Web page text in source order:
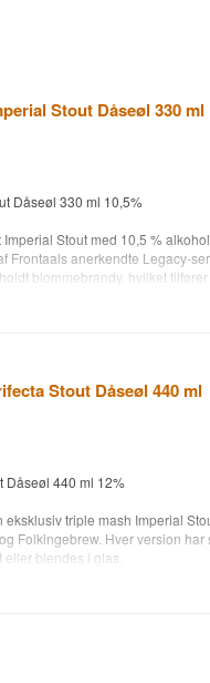
Stout Dåseøl 330 ml
Dåseøl 330 ml 10,5%
Stout med 10,5 %
Frontaals anerkendte Legacy-
blommebrandy, hvilket tilfører
kraftige stoutbase.
afslutning.
til kraftige oste og bør nydes ved
kendt for sin eksperimenterende
Stout Dåseøl 440 ml
Dåseøl 440 ml 12%
eksklusiv triple mash Imperial
Folkingebrew. Hver version har
blendes i glas.
tre hollandske bryggerier, hvor